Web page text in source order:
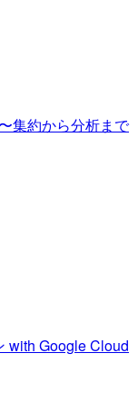
集約から分析まで
with Google Cloud